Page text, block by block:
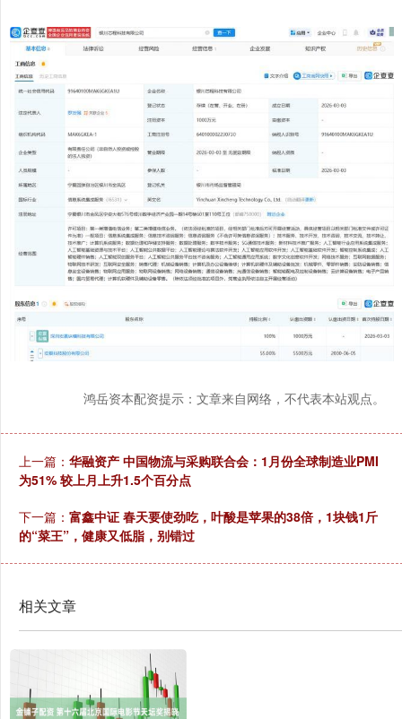
鸿岳资本配资提示：文章来自网络，不代表本站观点。
上一篇： 华融资产 中国物流与采购联合会：1月份全球制造业PMI
为51% 较上月上升1.5个百分点
下一篇： 富鑫中证 春天要使劲吃，叶酸是苹果的38倍，1块钱1斤
的“菜王”，健康又低脂，别错过
相关文章